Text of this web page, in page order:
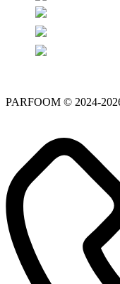
PARFOOM © 2024-